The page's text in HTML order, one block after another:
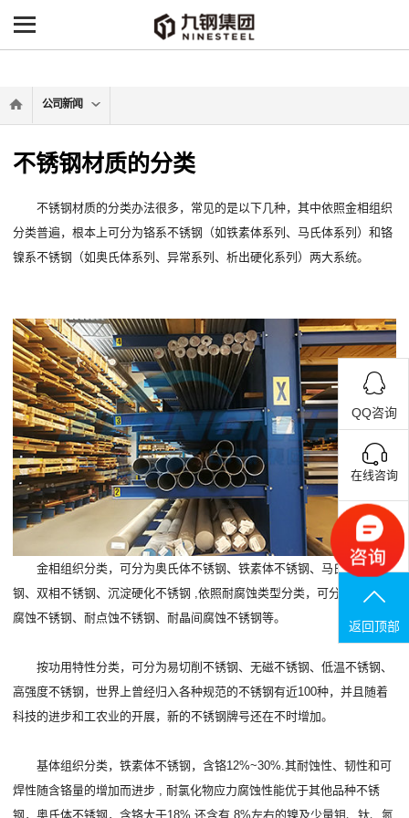
-->
公司新闻
不锈钢材质的分类
不锈钢材质的分类办法很多，常见的是以下几种，其中依照金相组织
分类普遍，根本上可分为铬系不锈钢（如铁素体系列、马氏体系列）和铬
镍系不锈钢（如奥氏体系列、异常系列、析出硬化系列）两大系统。
金相组织分类，可分为奥氏体不锈钢、铁素体不锈钢、马氏体不锈
钢、双相不锈钢、沉淀硬化不锈钢 ,依照耐腐蚀类型分类，可分为耐应力
腐蚀不锈钢、耐点蚀不锈钢、耐晶间腐蚀不锈钢等。
按功用特性分类，可分为易切削不锈钢、无磁不锈钢、低温不锈钢、
高强度不锈钢，世界上曾经归入各种规范的不锈钢有近100种，并且随着
科技的进步和工农业的开展，新的不锈钢牌号还在不时增加。
基体组织分类，铁素体不锈钢，含铬12%~30%.其耐蚀性、韧性和可
焊性随含铬量的增加而进步 , 耐氯化物应力腐蚀性能优于其他品种不锈
钢，奥氏体不锈钢，含铬大于18%,还含有 8%左右的镍及少量钼、钛、氮
QQ咨询
在线咨询
联系电话
返回顶部